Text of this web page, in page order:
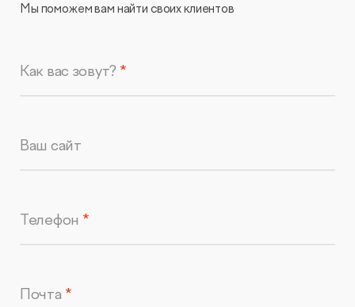
Мы поможем вам найти своих клиентов
Как вас зовут?
Ваш сайт
Телефон
Почта